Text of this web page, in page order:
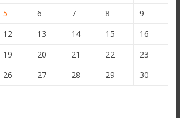
5 6 7 8
9
12 13 14 15
16
19 20 21 22
23
26 27 28 29
30